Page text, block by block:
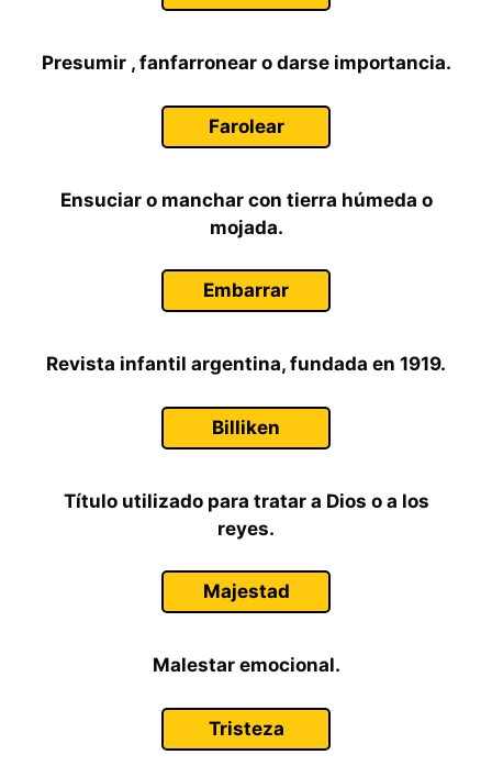
Presumir , fanfarronear o darse importancia.
Farolear
Ensuciar o manchar con tierra húmeda o
mojada.
Embarrar
Revista infantil argentina, fundada en 1919.
Billiken
Título utilizado para tratar a Dios o a los
reyes.
Majestad
Malestar emocional.
Tristeza